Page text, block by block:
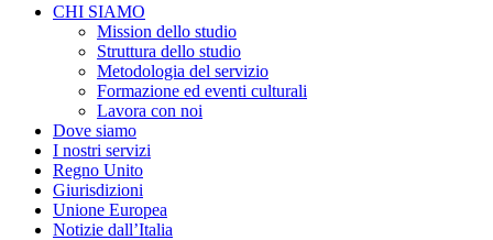
CHI SIAMO
Mission dello studio
Struttura dello studio
Metodologia del servizio
Formazione ed eventi culturali
Lavora con noi
Dove siamo
I nostri servizi
Regno Unito
Giurisdizioni
Unione Europea
Notizie dall’Italia